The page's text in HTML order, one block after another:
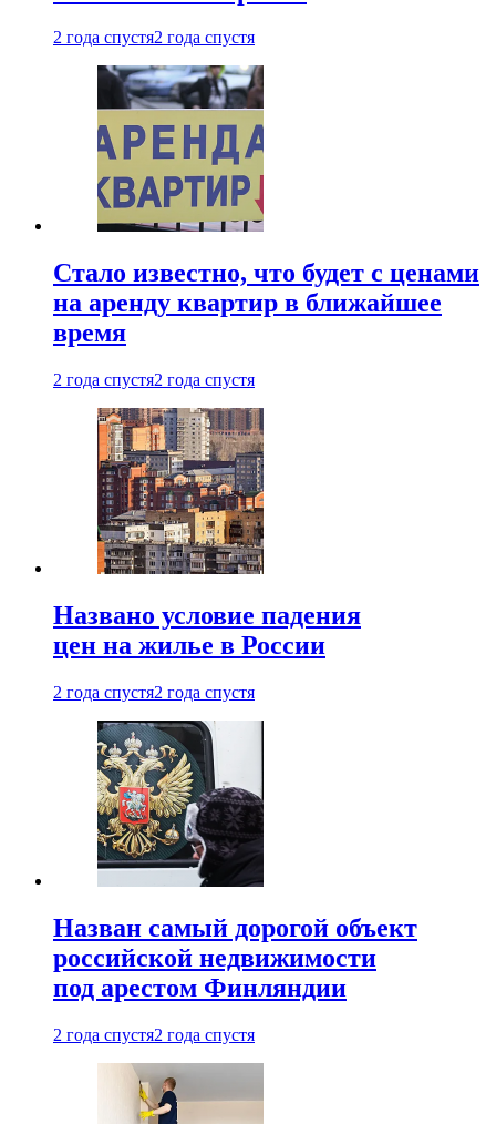
2 года спустя2 года спустя
Стало известно, что будет с ценами
на аренду квартир в ближайшее
время
2 года спустя2 года спустя
Названо условие падения
цен на жилье в России
2 года спустя2 года спустя
Назван самый дорогой объект
российской недвижимости
под арестом Финляндии
2 года спустя2 года спустя